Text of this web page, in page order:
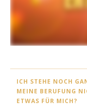
ICH STEHE NOCH
MEINE BERUFUNG
ETWAS FÜR MICH?